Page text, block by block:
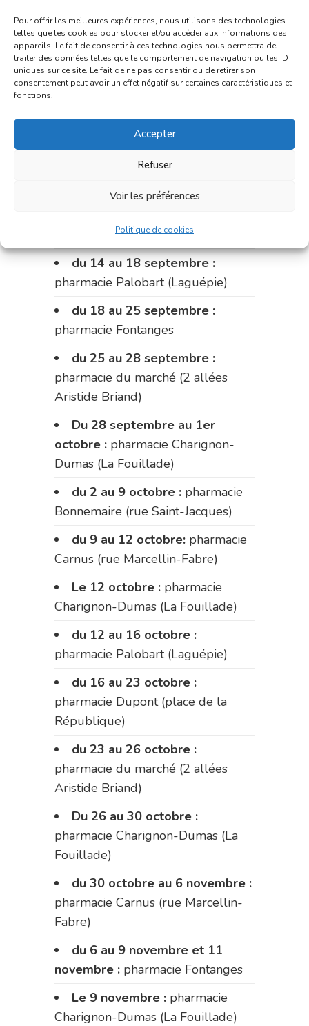
Pour offrir les meilleures expériences, nous utilisons des technologies
telles que les cookies pour stocker et/ou accéder aux informations des
appareils. Le fait de consentir à ces technologies nous permettra de
traiter des données telles que le comportement de navigation ou les ID
uniques sur ce site. Le fait de ne pas consentir ou de retirer son
consentement peut avoir un effet négatif sur certaines caractéristiques et
fonctions.
Accepter
Refuser
Voir les préférences
Politique de cookies
Du 31 août au 4 septembre :
pharmacie Charignon-Dumas (La
Fouillade)
du 4 au 11 septembre :
Fabre)
du 11 au 14 septembre :
pharmacie Dupont (place de la
Charignon-Dumas (La Fouillade)
du 14 au 18 septembre :
pharmacie Palobart (Laguépie)
du 18 au 25 septembre :
pharmacie Fontanges
du 25 au 28 septembre :
pharmacie du marché (2 allées
Aristide Briand)
Du 28 septembre au 1er
octobre : pharmacie Charignon-
Dumas (La Fouillade)
du 2 au 9 octobre : pharmacie
Bonnemaire (rue Saint-Jacques)
du 9 au 12 octobre: pharmacie
Carnus (rue Marcellin-Fabre)
Le 12 octobre : pharmacie
Charignon-Dumas (La Fouillade)
du 12 au 16 octobre :
pharmacie Palobart (Laguépie)
du 16 au 23 octobre :
pharmacie Dupont (place de la
République)
du 23 au 26 octobre :
pharmacie du marché (2 allées
Aristide Briand)
Du 26 au 30 octobre :
pharmacie Charignon-Dumas (La
Fouillade)
du 30 octobre au 6 novembre :
pharmacie Carnus (rue Marcellin-
Fabre)
du 6 au 9 novembre et 11
novembre : pharmacie Fontanges
Le 9 novembre : pharmacie
Charignon-Dumas (La Fouillade)